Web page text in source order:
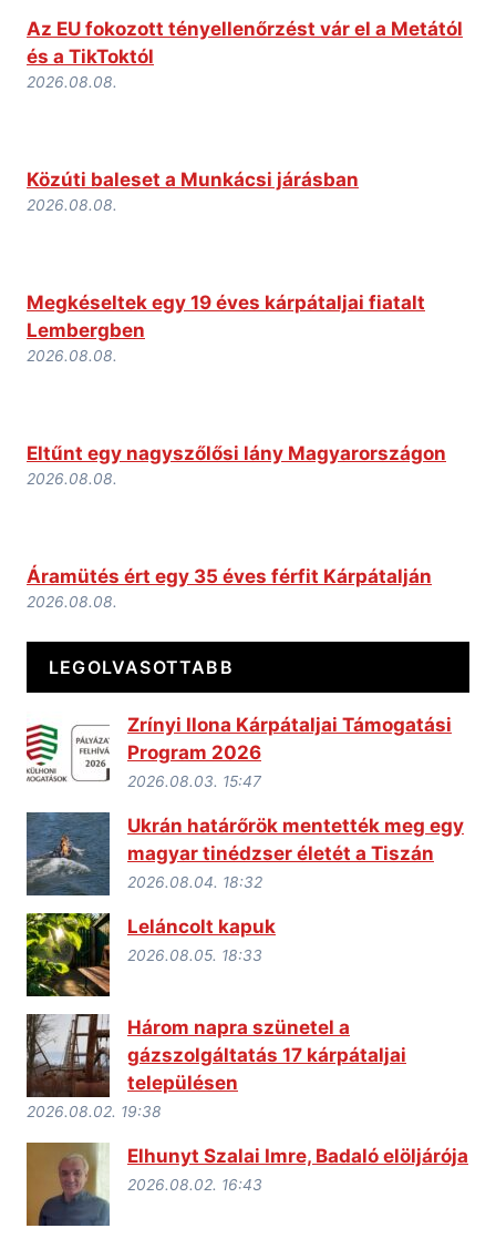
Az EU fokozott tényellenőrzést vár el a Metától
és a TikToktól
2026.08.08.
Közúti baleset a Munkácsi járásban
2026.08.08.
Megkéseltek egy 19 éves kárpátaljai fiatalt
Lembergben
2026.08.08.
Eltűnt egy nagyszőlősi lány Magyarországon
2026.08.08.
Áramütés ért egy 35 éves férfit Kárpátalján
2026.08.08.
LEGOLVASOTTABB
Zrínyi Ilona Kárpátaljai Támogatási
Program 2026
2026.08.03. 15:47
Ukrán határőrök mentették meg egy
magyar tinédzser életét a Tiszán
2026.08.04. 18:32
Leláncolt kapuk
2026.08.05. 18:33
Három napra szünetel a
gázszolgáltatás 17 kárpátaljai
településen
2026.08.02. 19:38
Elhunyt Szalai Imre, Badaló elöljárója
2026.08.02. 16:43